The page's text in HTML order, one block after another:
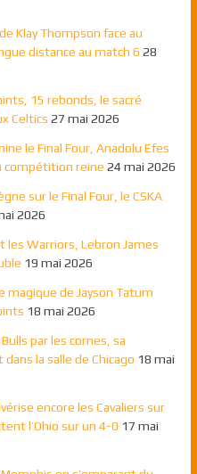
Klay Thompson face au
distance au match 6 28
15 rebonds, le sacré
Celtics 27 mai 2026
le Final Four, Anadolu Efes
compétition reine 24 mai 2026
sur le Final Four, le CSKA
2026
les Warriors, Lebron James
19 mai 2026
magique de Jayson Tatum
18 mai 2026
par les cornes, sa
la salle de Chicago 18 mai
encore les Cavaliers sur
l’Ohio sur un 4-0 17 mai